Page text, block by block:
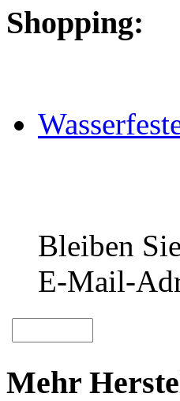
Shopping:
Bleiben
E-Mail-
Mehr